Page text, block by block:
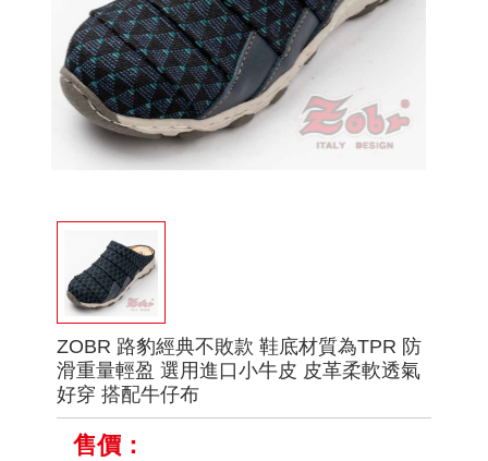
ZOBR 路豹經典不敗款 鞋底材質為TPR 防
滑重量輕盈 選用進口小牛皮 皮革柔軟透氣
好穿 搭配牛仔布
售價：